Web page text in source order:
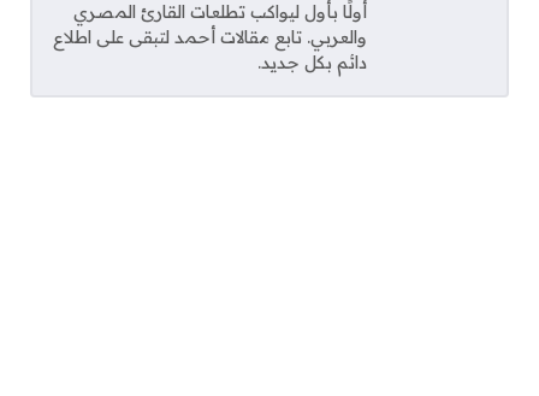
أولًا بأول ليواكب تطلعات القارئ المصري
والعربي. تابع مقالات أحمد لتبقى على اطلاع
دائم بكل جديد.